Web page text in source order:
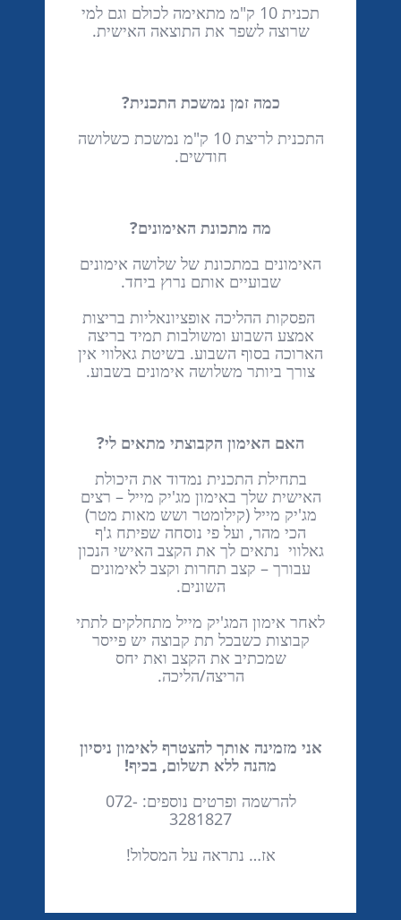
תכנית 10 ק"מ מתאימה לכולם וגם למי
שרוצה לשפר את התוצאה האישית.
כמה זמן נמשכת התכנית?
התכנית לריצת 10 ק"מ נמשכת כשלושה
חודשים.
מה מתכונת האימונים?
האימונים במתכונת של שלושה אימונים
שבועיים אותם נרוץ ביחד.
הפסקות ההליכה אופציונאליות בריצות
אמצע השבוע ומשולבות תמיד בריצה
הארוכה בסוף השבוע. בשיטת גאלווי אין
צורך ביותר משלושה אימונים בשבוע.
האם האימון הקבוצתי מתאים לי?
בתחילת התכנית נמדוד את היכולת
האישית שלך באימון מג'יק מייל – רצים
מג'יק מייל (קילומטר ושש מאות מטר)
הכי מהר, ועל פי נוסחה שפיתח ג'ף
גאלווי נתאים לך את הקצב האישי הנכון
עבורך – קצב תחרות וקצב לאימונים
השונים.
לאחר אימון המג'יק מייל מתחלקים לתתי
קבוצות כשבכל תת קבוצה יש פייסר
שמכתיב את הקצב ואת יחס
הריצה/הליכה.
אני מזמינה אותך להצטרף לאימון ניסיון
מהנה ללא תשלום, בכיף!
להרשמה ופרטים נוספים: 072-
3281827
אז… נתראה על המסלול!